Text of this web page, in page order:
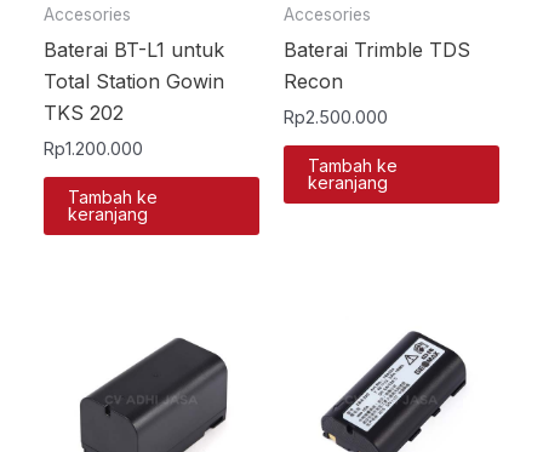
Accesories
Baterai BT-L1 untuk
Total Station Gowin
TKS 202
Rp1.200.000
Tambah ke
keranjang
Accesories
Baterai Trimble TDS
Recon
Rp2.500.000
Tambah ke
keranjang